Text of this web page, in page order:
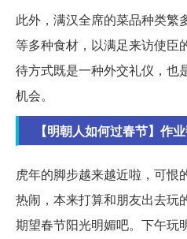
此外，满汉全席的菜品种类繁
等多种食材，以满足来访使臣
待方式既是一种外交礼仪，也
机会。
【明朝人如何过春节】作
虎年的脚步越来越近啦，可恨
热闹，本来打算和朋友出去玩
期望春节阳光明媚吧。下午玩